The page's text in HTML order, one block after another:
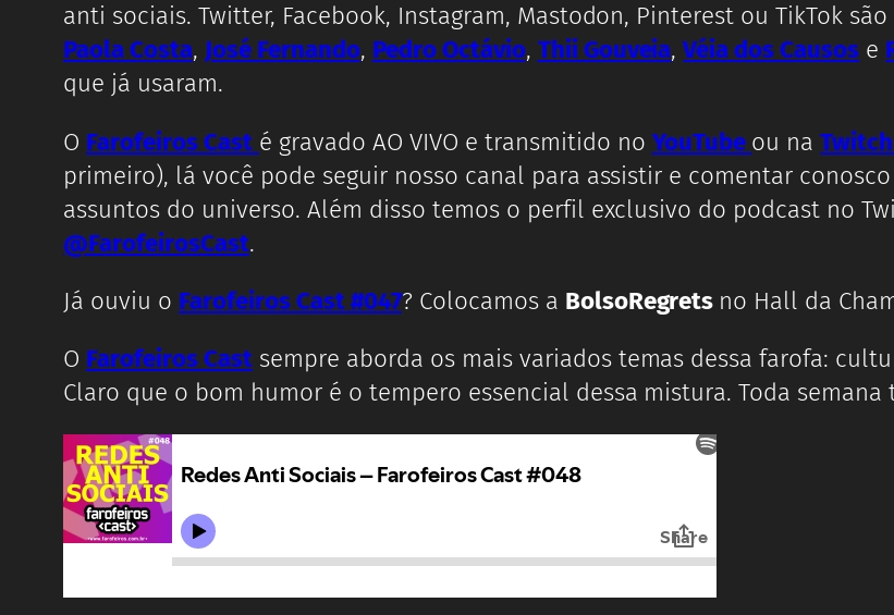
anti sociais. Twitter, Facebook, Instagram, Mastodon, Pinterest ou TikTok
Paola Costa, José Fernando, Pedro Octávio, Thii Gouveia,Véia dos Causos e
que já usaram.
O Farofeiros Cast é gravado AO VIVO e transmitido no YouTube ou naTwitch
primeiro), lá você pode seguir nosso canal para assistir e comentar
assuntos do universo. Além disso temos o perfil exclusivo do podcast no
@FarofeirosCast.
Já ouviu o Farofeiros Cast #047? Colocamos a BolsoRegrets no Hall da
O Farofeiros Castsempre aborda os mais variados temas dessa farofa:
Claro que o bom humor é o tempero essencial dessa mistura. Toda